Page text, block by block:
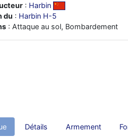
: Harbin
du : Harbin H-5
: Attaque au sol, Bombardement
Détails Armement